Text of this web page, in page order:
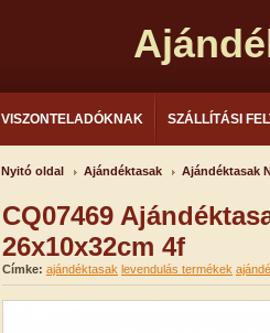
VISZONTELADÓKNAK SZÁLLÍTÁSI
Nyitó oldal Ajándéktasak Ajándéktasak
CQ07469
26x10x32cm 4f
Címke: ajándéktasak levendulás termékek